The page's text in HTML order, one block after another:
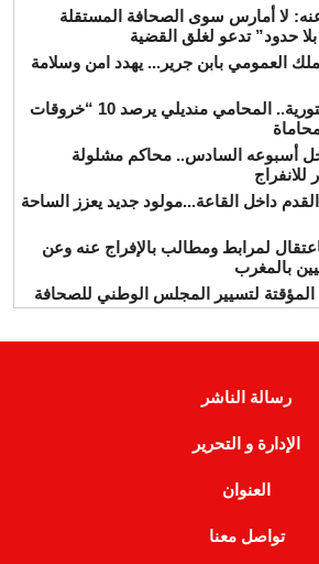
عنه: لا أمارس سوى الصحافة المستقلة
حدود” تدعو لغلق القضية
العمومي بابن جرير... يهدد امن وسلامة
بعد احالته على الدستورية.. المحامي منديلي يرصد 10 “خروقات
أسبوعه السادس.. محاكم مشلولة
داخل القاعة...مولود جديد يعزز الساحة
لمرابط ومطالب بالإفراج عنه وعن
بالمغرب
لتسيير المجلس الوطني للصحافة
رسالة الناشر
الإدارة و التحرير
العنوان
تواصل معنا